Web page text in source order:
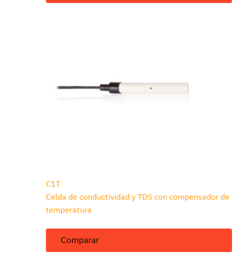
C1T
Celda de conductividad y TDS con compensador de
temperatura
Comparar